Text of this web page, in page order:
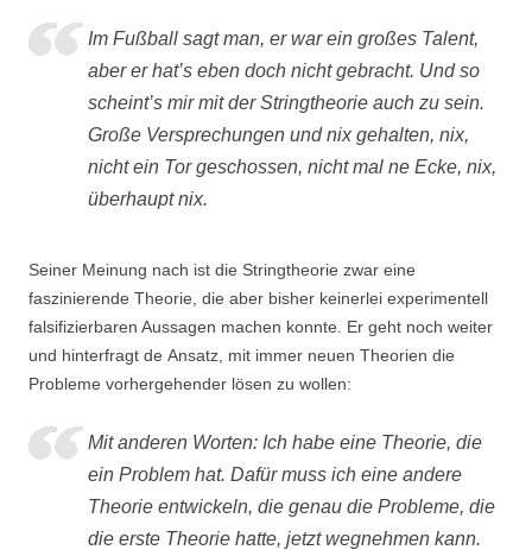
Im Fußball sagt man, er war ein großes Talent,
aber er hat’s eben doch nicht gebracht. Und so
scheint’s mir mit der Stringtheorie auch zu sein.
Große Versprechungen und nix gehalten, nix,
nicht ein Tor geschossen, nicht mal ne Ecke, nix,
überhaupt nix.
Seiner Meinung nach ist die Stringtheorie zwar eine
faszinierende Theorie, die aber bisher keinerlei experimentell
falsifizierbaren Aussagen machen konnte. Er geht noch weiter
und hinterfragt de Ansatz, mit immer neuen Theorien die
Probleme vorhergehender lösen zu wollen:
Mit anderen Worten: Ich habe eine Theorie, die
ein Problem hat. Dafür muss ich eine andere
Theorie entwickeln, die genau die Probleme, die
die erste Theorie hatte, jetzt wegnehmen kann.